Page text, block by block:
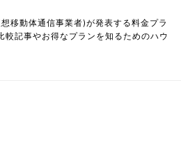
移動体通信事業者)が発表する料金プラ
較記事やお得なプランを知るためのハウ